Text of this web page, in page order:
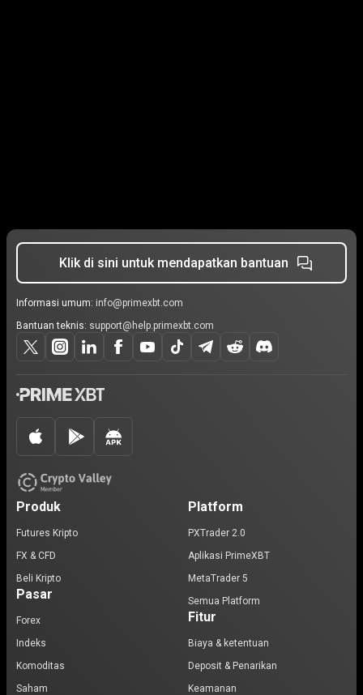
Klik di sini untuk mendapatkan bantuan
Informasi umum: info@primexbt.com
Bantuan teknis: support@help.primexbt.com
Produk
Futures Kripto
FX & CFD
Beli Kripto
Pasar
Forex
Indeks
Komoditas
Saham
Platform
PXTrader 2.0
Aplikasi PrimeXBT
MetaTrader 5
Semua Platform
Fitur
Biaya & ketentuan
Deposit & Penarikan
Keamanan